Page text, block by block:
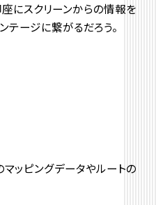
にスクリーンからの情報を
ージに繋がるだろう。
マッピングデータやルートの